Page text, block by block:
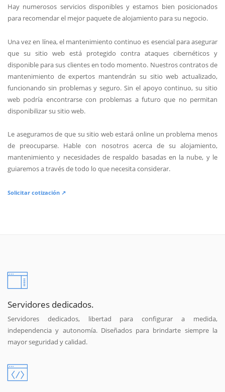
Hay numerosos servicios disponibles y estamos bien posicionados
para recomendar el mejor paquete de alojamiento para su negocio.
Una vez en línea, el mantenimiento continuo es esencial para asegurar
que su sitio web está protegido contra ataques cibernéticos y
disponible para sus clientes en todo momento. Nuestros contratos de
mantenimiento de expertos mantendrán su sitio web actualizado,
funcionando sin problemas y seguro. Sin el apoyo continuo, su sitio
web podría encontrarse con problemas a futuro que no permitan
disponibilizar su sitio web.
Le aseguramos de que su sitio web estará online un problema menos
de preocuparse. Hable con nosotros acerca de su alojamiento,
mantenimiento y necesidades de respaldo basadas en la nube, y le
guiaremos a través de todo lo que necesita considerar.
Solicitar cotización ↗
Servidores dedicados.
Servidores dedicados, libertad para configurar a medida,
independencia y autonomía. Diseñados para brindarte siempre la
mayor seguridad y calidad.